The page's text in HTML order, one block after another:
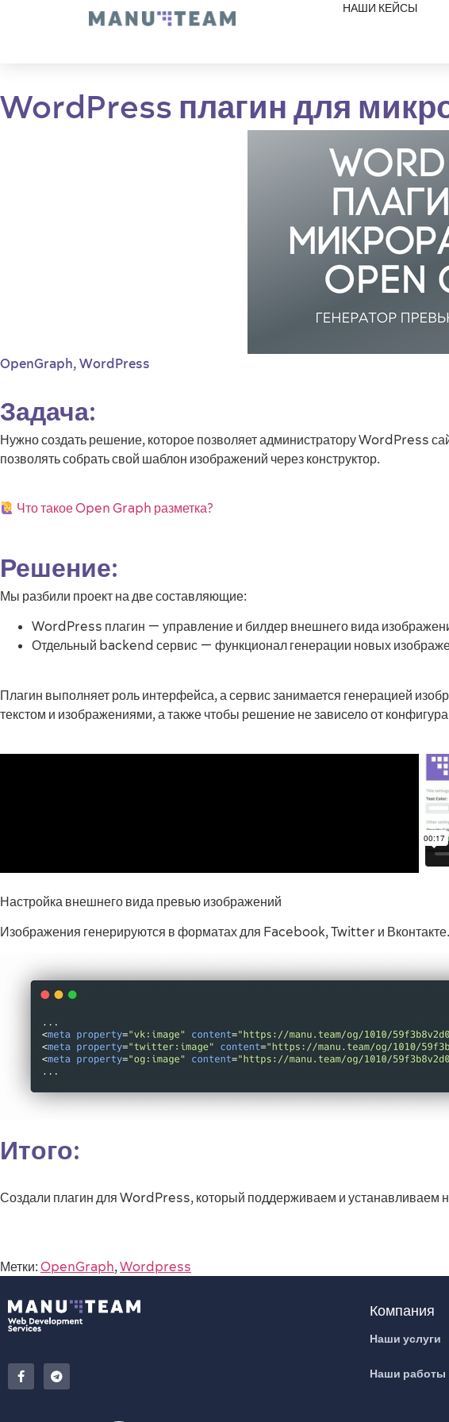
НАШИ КЕЙСЫ
WordPress плагин для
OpenGraph, WordPress
Задача:
Нужно создать решение, которое позволяет администратору WordPress
позволять собрать свой шаблон изображений через конструктор.
Что такое Open Graph разметка?
Решение:
Мы разбили проект на две составляющие:
WordPress плагин — управление и билдер внешнего вида
Отдельный backend сервис — функционал генерации новых
Плагин выполняет роль интерфейса, а сервис занимается генерацией
текстом и изображениями, а также чтобы решение не зависело от
Настройка внешнего вида превью изображений
Изображения генерируются в форматах для Facebook, Twitter и
Итого:
Создали плагин для WordPress, который поддерживаем и устанавливаем
Метки: OpenGraph, Wordpress
Компания
Наши услуги
Наши работы